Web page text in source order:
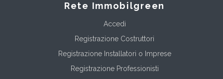
Rete Immobilgreen
Accedi
Registrazione Costruttori
Registrazione Installatori o Imprese
Registrazione Professionisti